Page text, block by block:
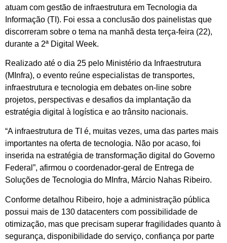
atuam com gestão de infraestrutura em Tecnologia da
Informação (TI). Foi essa a conclusão dos painelistas que
discorreram sobre o tema na manhã desta terça-feira (22),
durante a 2ª Digital Week.
Realizado até o dia 25 pelo Ministério da Infraestrutura
(MInfra), o evento reúne especialistas de transportes,
infraestrutura e tecnologia em debates on-line sobre
projetos, perspectivas e desafios da implantação da
estratégia digital à logística e ao trânsito nacionais.
“A infraestrutura de TI é, muitas vezes, uma das partes mais
importantes na oferta de tecnologia. Não por acaso, foi
inserida na estratégia de transformação digital do Governo
Federal”, afirmou o coordenador-geral de Entrega de
Soluções de Tecnologia do MInfra, Márcio Nahas Ribeiro.
Conforme detalhou Ribeiro, hoje a administração pública
possui mais de 130 datacenters com possibilidade de
otimização, mas que precisam superar fragilidades quanto à
segurança, disponibilidade do serviço, confiança por parte